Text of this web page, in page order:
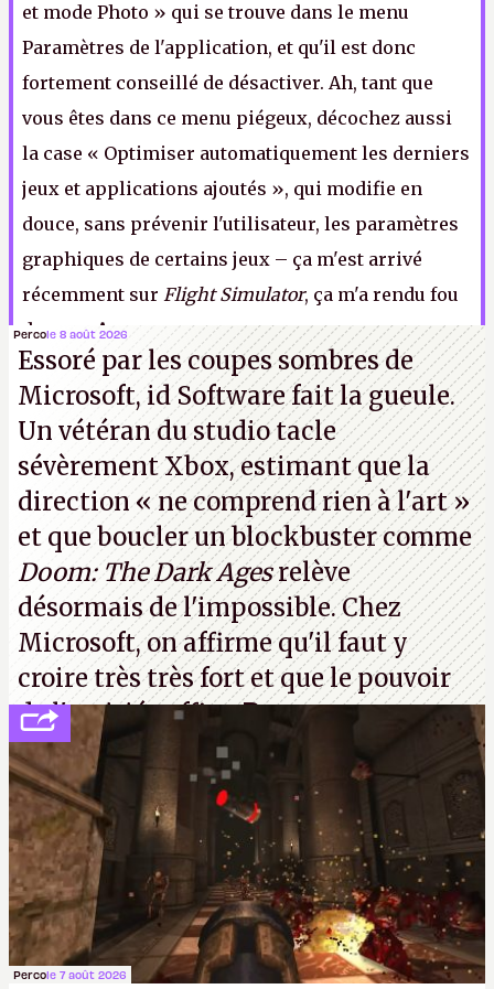
et mode Photo » qui se trouve dans le menu
Paramètres de l'application, et qu'il est donc
fortement conseillé de désactiver. Ah, tant que
vous êtes dans ce menu piégeux, décochez aussi
la case « Optimiser automatiquement les derniers
jeux et applications ajoutés », qui modifie en
douce, sans prévenir l'utilisateur, les paramètres
graphiques de certains jeux – ça m'est arrivé
récemment sur Flight Simulator, ça m'a rendu fou
de rage.A.
Percole 8 août 2026
Essoré par les coupes sombres de
Microsoft, id Software fait la gueule.
Un vétéran du studiotacle
sévèrement Xbox, estimant que la
direction« ne comprend rien à l'art »
et que boucler un blockbuster comme
Doom: The Dark Agesrelève
désormais de l'impossible. Chez
Microsoft, on affirme qu'il faut y
croire très très fort et que le pouvoir
de l'amitié suffira.P.
Percole 7 août 2026